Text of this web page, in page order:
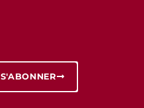
S'ABONNER